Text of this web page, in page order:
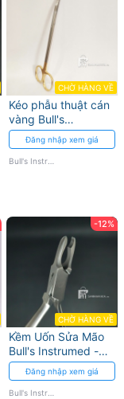
CHỜ HÀNG VỀ
Kéo phẫu thuật cán
vàng Bull's
Instrumed (Cong)
Đăng nhập xem giá
Bull's Instrumed
-12%
CHỜ HÀNG VỀ
Kềm Uốn Sửa Mão
Bull's Instrumed -
Chất liệu Thép
Không Gỉ
Đăng nhập xem giá
Bull's Instrumed